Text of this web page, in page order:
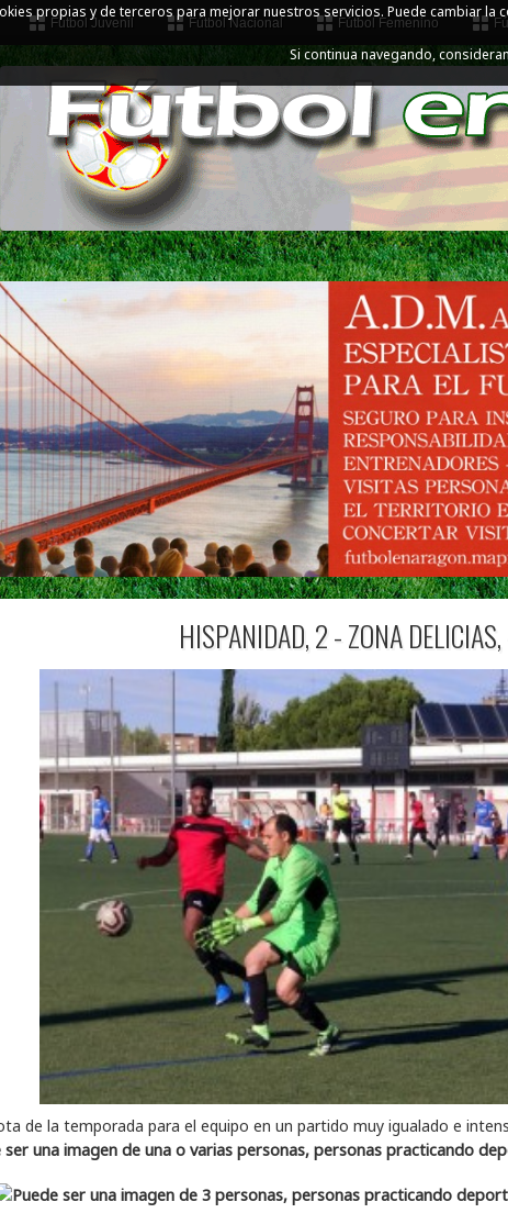
propias y de terceros para mejorar nuestros servicios. Puede cambiar la
Si continua navegando,
Fútbol Juvenil Fútbol Nacional Fútbol Femenino
HISPANIDAD, 2 - ZONA
de la temporada para el equipo en un partido muy igualado e